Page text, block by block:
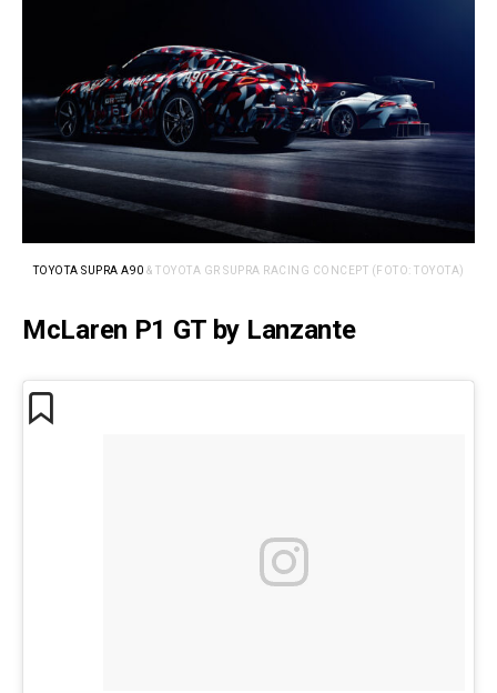
TOYOTA SUPRA A90 & TOYOTA GR SUPRA RACING CONCEPT (FOTO: TOYOTA)
McLaren P1 GT by Lanzante